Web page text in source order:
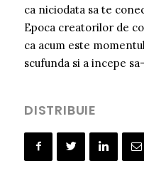
ca niciodata sa te
Epoca creatorilor de
ca acum este
scufunda si a incepe
DISTRIBUIE